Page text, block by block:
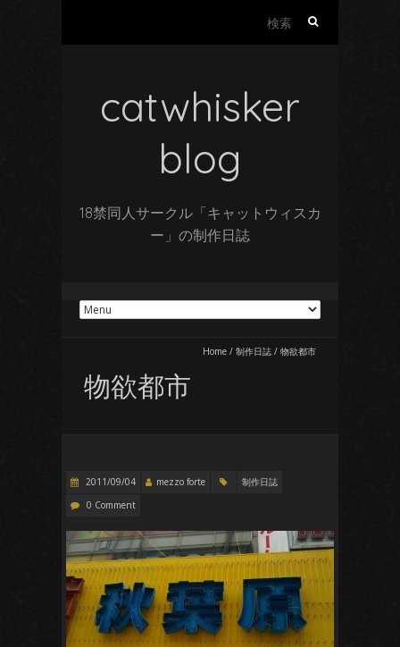
catwhisker
blog
18禁同人サークル「キャットウィスカ
ー」の制作日誌
Home / 制作日誌 / 物欲都市
物欲都市
2011/09/04 mezzo forte
制作日誌
0 Comment